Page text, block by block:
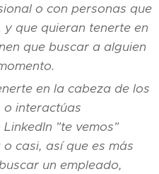
o con personas que
y que quieran tenerte en
que buscar a alguien
en la cabeza de los
o interactúas
"te vemos"
casi, así que es más
un empleado,